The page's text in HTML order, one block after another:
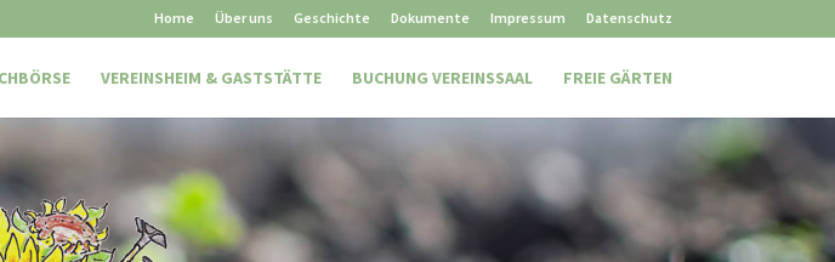
Home Über uns Geschichte Dokumente Impressum Datenschutz
VEREINSHEIM & GASTSTÄTTE BUCHUNG VEREINSSAAL FREIE GÄRTEN